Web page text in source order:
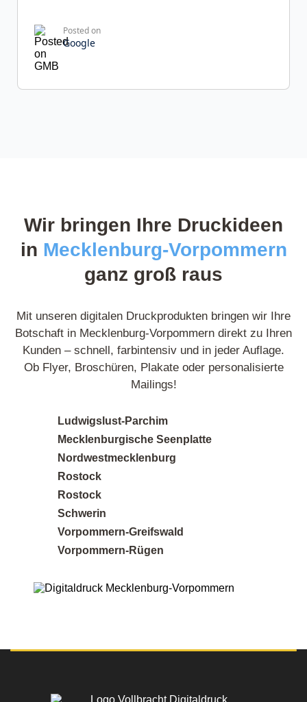
Posted on
Google
getestet habe. Ich bestelle auf jeden Fall wieder.
Posted on
Norbert L.
9 Rezensionen
Team hat mich super beraten, welches Material
am besten zu meinem Projekt passt. Das
Ergebnis hat meine Erwartungen übertroffen!
Posted on
Google
Wir bringen Ihre Druckideen
in Mecklenburg-Vorpommern
ganz groß raus
Mit unseren digitalen Druckprodukten bringen wir Ihre
Botschaft in Mecklenburg-Vorpommern direkt zu Ihren
Kunden – schnell, farbintensiv und in jeder Auflage.
Ob Flyer, Broschüren, Plakate oder personalisierte
Mailings!
Ludwigslust-Parchim
Mecklenburgische Seenplatte
Nordwestmecklenburg
Rostock
Rostock
Schwerin
Vorpommern-Greifswald
Vorpommern-Rügen